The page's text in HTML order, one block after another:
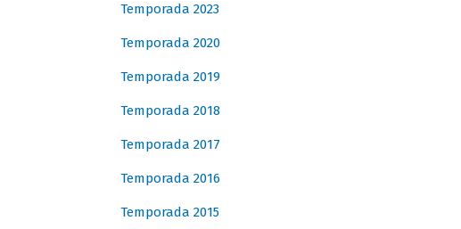
Temporada 2023
Temporada 2020
Temporada 2019
Temporada 2018
Temporada 2017
Temporada 2016
Temporada 2015